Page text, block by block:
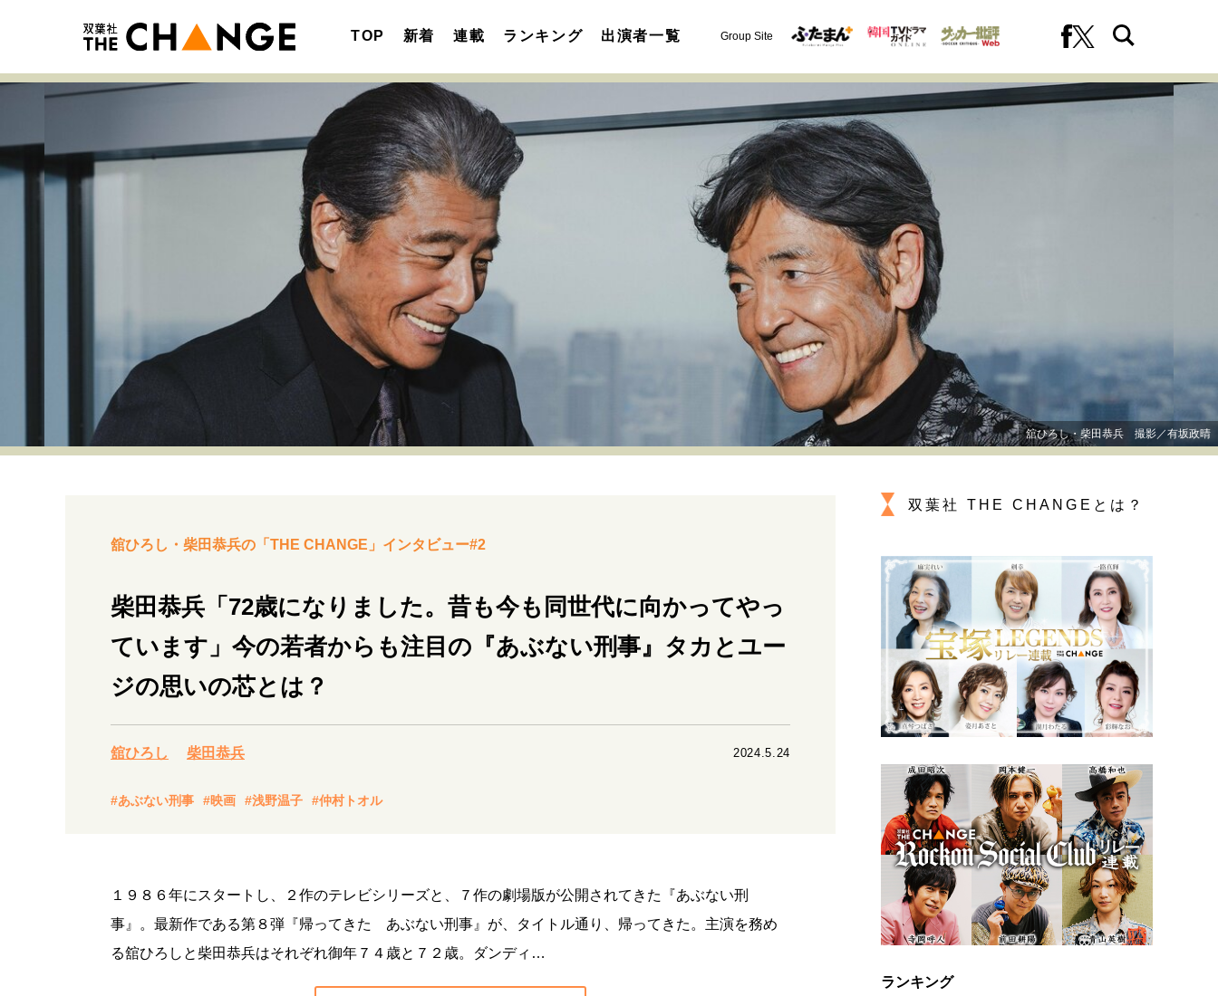
TOP 新着 連載 ランキング 出演者一覧 Group Site
注目の記事テーマで探す
運命を変えた出会い 挫折からの再起 未知への挑戦
プロフェッショナルの矜持
表現者の葛藤
10代の挫折と原点
キャリア・働き方 セカンドキャリアの描き方 独立という決断 大人の学び直し
ファーストキャリアを拓く
夢を掴む選択
トップが描く未来
40代からの景色
一生モノの愛用品
社会・カルチャー・マネー 地域とつながる/お金との付き合い方
舘ひろし・柴田恭兵 撮影／有坂政晴
舘ひろし・柴田恭兵の「THE CHANGE」インタビュー#2
柴田恭兵「72歳になりました。昔も今も同世代に向かってやっ
ています」今の若者からも注目の『あぶない刑事』タカとユー
ジの思いの芯とは？
舘ひろし 柴田恭兵 2024.5.24
#あぶない刑事 #映画 #浅野温子 #仲村トオル
１９８６年にスタートし、２作のテレビシリーズと、７作の劇場版が公開されてきた『あぶない刑
事』。最新作である第８弾『帰ってきた あぶない刑事』が、タイトル通り、帰ってきた。主演を務め
る舘ひろしと柴田恭兵はそれぞれ御年７４歳と７２歳。ダンディ…
双葉社 THE CHANGEとは？
ランキング